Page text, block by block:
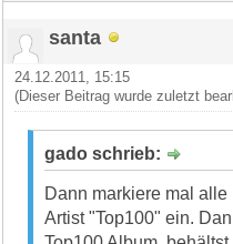
santa
24.12.2011, 15:15
(Dieser Beitrag wurde zuletzt
gado schrieb:
Dann markiere mal
Artist "Top100" ein.